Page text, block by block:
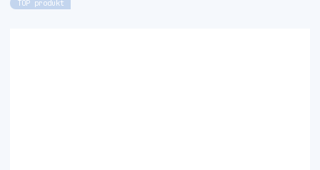
TOP produkt